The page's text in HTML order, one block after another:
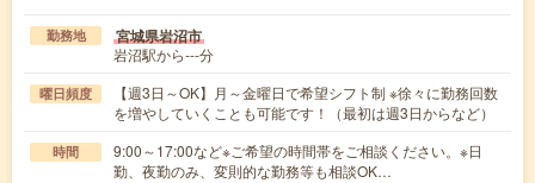
勤務地 宮城県岩沼市
岩沼駅から---分
曜日頻度
【週3日～OK】月～金曜日で希望シフト制 ※徐々に勤務回数
を増やしていくことも可能です！（最初は週3日からなど）
時間
9:00～17:00など※ご希望の時間帯をご相談ください。※日
勤、夜勤のみ、変則的な勤務等も相談OK…